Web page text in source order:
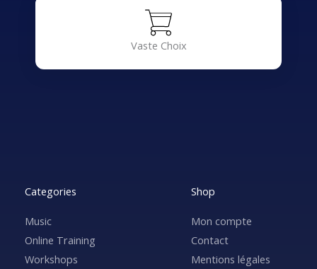
Vaste Choix
Categories
Music
Online Training
Workshops
Shop
Mon compte
Contact
Mentions légales